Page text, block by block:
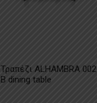
Τραπέζι ALHAMBRA 002
B dining table